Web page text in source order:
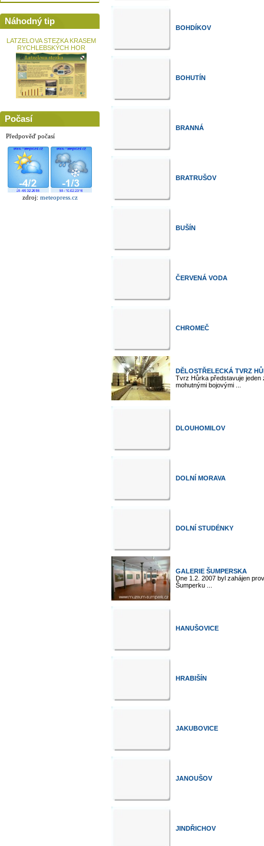
Náhodný tip
LATZELOVA STEZKA KRASEM
RYCHLEBSKÝCH HOR
Počasí
Předpověď počasí
zdroj: meteopress.cz
BOHDÍKOV
BOHUTÍN
BRANNÁ
BRATRUŠOV
BUŠÍN
ČERVENÁ VODA
CHROMEČ
DĚLOSTŘELECKÁ TVRZ
Tvrz Hůrka představuje jeden
mohutnými bojovými ...
DLOUHOMILOV
DOLNÍ MORAVA
DOLNÍ STUDÉNKY
GALERIE ŠUMPERSKA
Dne 1.2. 2007 byl zahájen
Šumperku ...
HANUŠOVICE
HRABIŠÍN
JAKUBOVICE
JANOUŠOV
JINDŘICHOV